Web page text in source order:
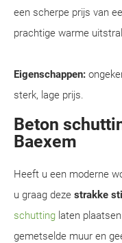
een scherpe prijs van
prachtige warme
Eigenschappen:
sterk, lage prijs.
Beton
Baexem
Heeft u een moderne
u graag deze strakke
schutting laten
gemetselde muur en